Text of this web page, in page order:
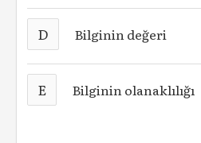
D Bilginin değeri
E Bilginin olanaklılığı